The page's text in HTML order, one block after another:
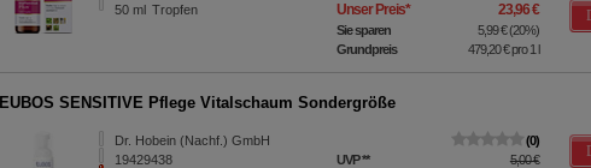
50 ml Tropfen Unser Preis* 23,96 €
Sie sparen 5,99 €(20%)
Grundpreis
479,20 €pro 1 l
EUBOS SENSITIVE Pflege Vitalschaum Sondergröße
Dr. Hobein (Nachf.) GmbH
19429438
0
UVP** 5,00 €